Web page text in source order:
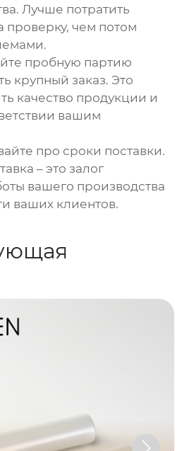
Лучше потратить
чем потом
пробную партию
крупный заказ. Это
качество продукции и
вашим
про сроки поставки.
– это залог
вашего производства
ваших клиентов.